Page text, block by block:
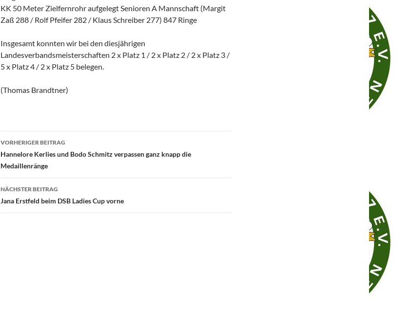
KK 50 Meter Zielfernrohr aufgelegt Senioren A Mannschaft (Margit
Zaß 288 / Rolf Pfeifer 282 / Klaus Schreiber 277) 847 Ringe
Insgesamt konnten wir bei den diesjährigen
Landesverbandsmeisterschaften 2 x Platz 1 / 2 x Platz 2 / 2 x Platz 3 /
5 x Platz 4 / 2 x Platz 5 belegen.
(Thomas Brandtner)
Beitragsnavigation
VORHERIGER BEITRAG
Hannelore Kerlies und Bodo Schmitz verpassen ganz knapp die
Medaillenränge
NÄCHSTER BEITRAG
Jana Erstfeld beim DSB Ladies Cup vorne